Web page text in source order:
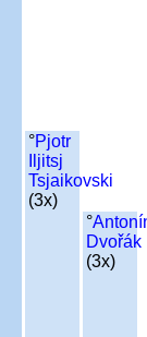
°Pjotr
Iljitsj
Tsjaikovski
(3x)
°
Dvořák
(3x)